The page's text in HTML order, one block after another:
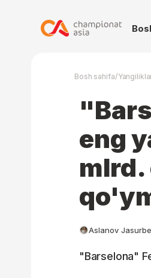
Bosh sahifa/
eng
mlrd.
Aslanov
"Barselona"